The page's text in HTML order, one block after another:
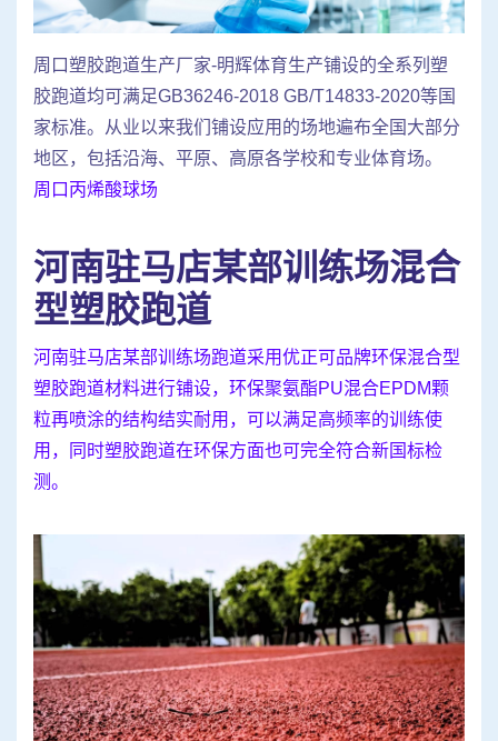
周口塑胶跑道生产厂家-明辉体育生产铺设的全系列塑
胶跑道均可满足GB36246-2018 GB/T14833-2020等国
家标准。从业以来我们铺设应用的场地遍布全国大部分
地区，包括沿海、平原、高原各学校和专业体育场。
周口丙烯酸球场
河南驻马店某部训练场混合
型塑胶跑道
河南驻马店某部训练场跑道采用优正可品牌环保混合型
塑胶跑道材料进行铺设，环保聚氨酯PU混合EPDM颗
粒再喷涂的结构结实耐用，可以满足高频率的训练使
用，同时塑胶跑道在环保方面也可完全符合新国标检
测。